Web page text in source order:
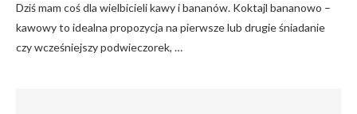
Dziś mam coś dla wielbicieli kawy i bananów. Koktajl bananowo –
kawowy to idealna propozycja na pierwsze lub drugie śniadanie
czy wcześniejszy podwieczorek, …